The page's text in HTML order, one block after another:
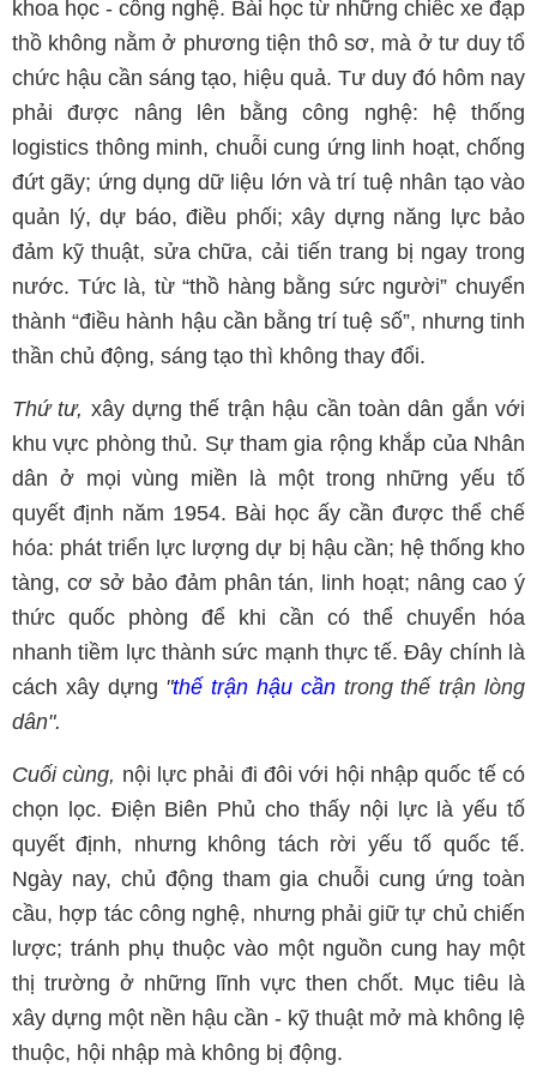
khoa học - công nghệ. Bài học từ những chiếc xe đạp
thồ không nằm ở phương tiện thô sơ, mà ở tư duy tổ
chức hậu cần sáng tạo, hiệu quả. Tư duy đó hôm nay
phải được nâng lên bằng công nghệ: hệ thống
logistics thông minh, chuỗi cung ứng linh hoạt, chống
đứt gãy; ứng dụng dữ liệu lớn và trí tuệ nhân tạo vào
quản lý, dự báo, điều phối; xây dựng năng lực bảo
đảm kỹ thuật, sửa chữa, cải tiến trang bị ngay trong
nước. Tức là, từ “thồ hàng bằng sức người” chuyển
thành “điều hành hậu cần bằng trí tuệ số”, nhưng tinh
thần chủ động, sáng tạo thì không thay đổi.
Thứ tư, xây dựng thế trận hậu cần toàn dân gắn với
khu vực phòng thủ. Sự tham gia rộng khắp của Nhân
dân ở mọi vùng miền là một trong những yếu tố
quyết định năm 1954. Bài học ấy cần được thể chế
hóa: phát triển lực lượng dự bị hậu cần; hệ thống kho
tàng, cơ sở bảo đảm phân tán, linh hoạt; nâng cao ý
thức quốc phòng để khi cần có thể chuyển hóa
nhanh tiềm lực thành sức mạnh thực tế. Đây chính là
cách xây dựng "thế trận hậu cầntrong thế trận lòng
dân".
Cuối cùng, nội lực phải đi đôi với hội nhập quốc tế có
chọn lọc. Điện Biên Phủ cho thấy nội lực là yếu tố
quyết định, nhưng không tách rời yếu tố quốc tế.
Ngày nay, chủ động tham gia chuỗi cung ứng toàn
cầu, hợp tác công nghệ, nhưng phải giữ tự chủ chiến
lược; tránh phụ thuộc vào một nguồn cung hay một
thị trường ở những lĩnh vực then chốt. Mục tiêu là
xây dựng một nền hậu cần - kỹ thuật mở mà không lệ
thuộc, hội nhập mà không bị động.